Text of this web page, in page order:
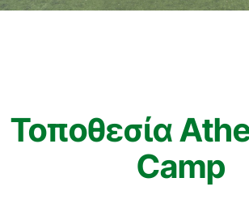
Τοποθεσία
Camp